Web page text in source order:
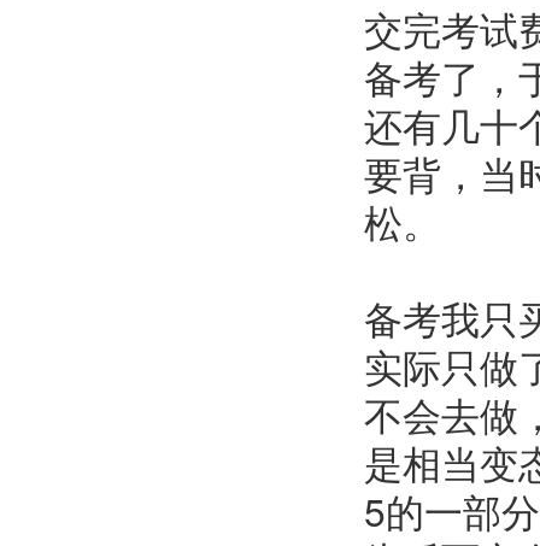
交完考试
备考了，
还有几十
要背，当
松。
备考我只
实际只做
不会去做
是相当变
5的一部